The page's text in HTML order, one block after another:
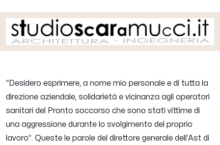
“ Desidero esprimere, a nome mio personale e di tutta la
direzione aziendale, solidarietà e vicinanza agli operatori
sanitari del Pronto soccorso che sono stati vittime di
una aggressione durante lo svolgimento del proprio
lavoro”. Queste le parole del direttore generale dell’Ast di